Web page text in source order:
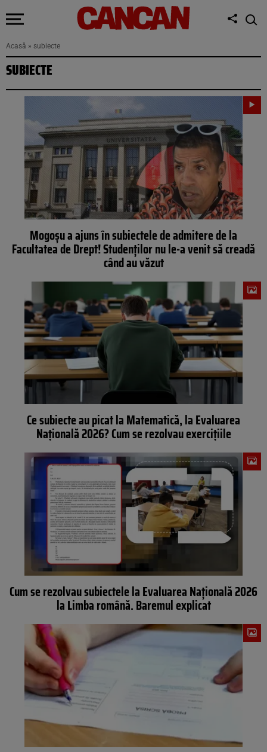
Acasă » subiecte
SUBIECTE
Mogoșu a ajuns în subiectele de admitere de la
Facultatea de Drept! Studenților nu le-a venit să creadă
când au văzut
Ce subiecte au picat la Matematică, la Evaluarea
Națională 2026? Cum se rezolvau exercițiile
Cum se rezolvau subiectele la Evaluarea Națională 2026
la Limba română. Baremul explicat